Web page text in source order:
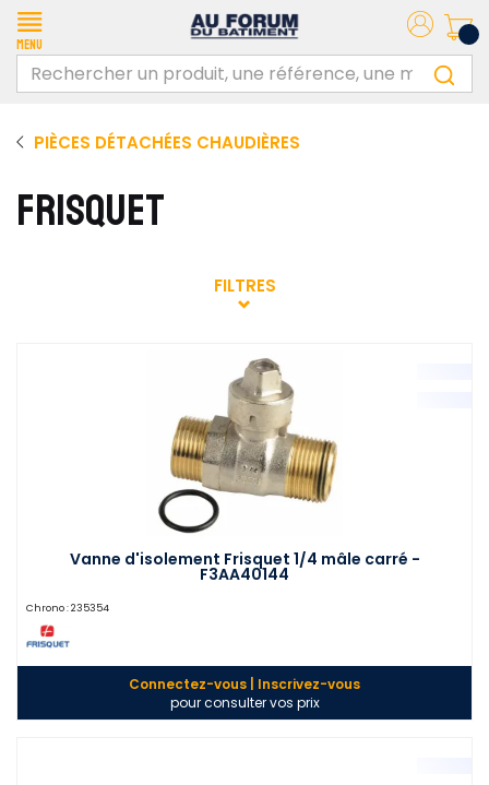
Menu
PIÈCES DÉTACHÉES CHAUDIÈRES
FRISQUET
FILTRES
Vanne d'isolement Frisquet 1/4 mâle carré -
F3AA40144
Chrono : 235354
Connectez-vous | Inscrivez-vous
pour consulter vos prix